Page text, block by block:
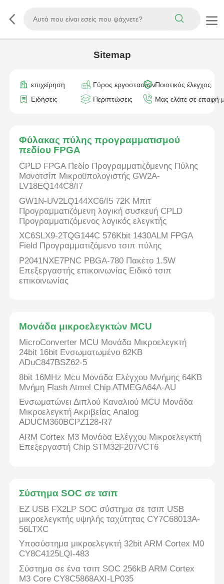
Sitemap
επιχείρηση Γύρος εργοστασίωνΠοιοτικός έλεγχος
Ειδήσεις
Περιπτώσεις Μας ελάτε σε επαφή
Φύλακας πύλης προγραμματισμού
πεδίου FPGA
CPLD FPGA Πεδίο Προγραμματιζόμενης Πύλης
Μονοτσίπ Μικροϋπολογιστής GW2A-
LV18EQ144C8/I7
GW1N-UV2LQ144XC6/I5 72K Μπιτ
Προγραμματιζόμενη λογική συσκευή CPLD
Προγραμματιζόμενος λογικός ελεγκτής
XC6SLX9-2TQG144C 576Kbit 1430ALM FPGA
Field Προγραμματιζόμενο τσιπ πύλης
P2041NXE7PNC PBGA-780 Πακέτο 1.5W
Επεξεργαστής επικοινωνίας Ειδικό τσιπ
επικοινωνίας
Μονάδα μικροελεγκτών MCU
MicroConverter MCU Μονάδα Μικροελεγκτή
24bit 16bit Ενσωματωμένο 62KB
ADuC847BSZ62-5
8bit 16MHz Mcu Μονάδα Ελέγχου Μνήμης 64KB
Μνήμη Flash Atmel Chip ATMEGA64A-AU
Ενσωματώνει Διπλού Καναλιού MCU Μονάδα
Μικροελεγκτή Ακριβείας Analog
ADUCM360BCPZ128-R7
ARM Cortex M3 Μονάδα Ελέγχου Μικροελεγκτή
Επεξεργαστή Chip STM32F207VCT6
Σύστημα SOC σε τσιπ
EZ USB FX2LP SOC σύστημα σε τσιπ USB
μικροελεγκτής υψηλής ταχύτητας CY7C68013A-
56LTXC
Υποσύστημα μικροελεγκτή 32bit ARM Cortex M0
CY8C4125LQI-483
Σύστημα σε ένα τσιπ SOC 256kB ARM Cortex
M3 Core CY8C5868AXI-LP035